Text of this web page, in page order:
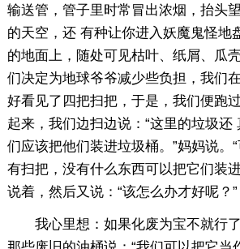
输送管，管子里时常冒出浓烟，抬头
的天空，还 有种让你进入妖魔鬼怪地
的地面上，随处可见枯叶、纸屑、瓜
们决定为地球爷爷减少些负担，我们
好看见了四把扫把，于是，我们便跑
起来，我们边扫边说：“这里的垃圾还
们应该把他们装进垃圾桶。”妈妈说。
有扫把，没有什么东西可以把它们装
说着，然后又说：“该怎么办才好呢？”
我心里想：如果化废为宝不就行了